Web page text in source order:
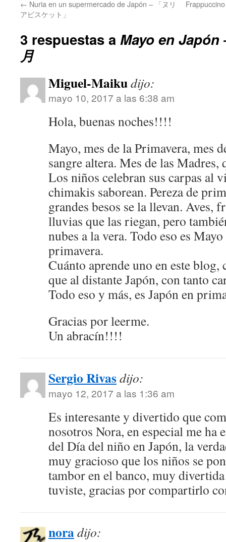
← Nuria en un supermercado de Japón – 「ヌリ
アビスケット」
3 respuestas a Mayo en Japón
月
Miguel-Maikudijo:
mayo 10, 2017 a las 6:38 am
Hola, buenas noches!!!!
Mayo, mes de la Primavera, mes
sangre altera. Mes de las Madres,
Los niños celebran sus carpas al
chimakis saborean. Pereza de
grandes besos se la llevan. Aves,
lluvias que las riegan, pero
nubes a la vera. Todo eso es
primavera.
Cuánto aprende uno en este blog,
que al distante Japón, con tanto
Todo eso y más, es Japón en
Gracias por leerme.
Un abracín!!!!
Sergio Rivasdijo:
mayo 12, 2017 a las 1:36 am
Es interesante y divertido que
nosotros Nora, en especial me ha
del Día del niño en Japón, la
muy gracioso que los niños se
tambor en el banco, muy
tuviste, gracias por compartirlo
noradijo: